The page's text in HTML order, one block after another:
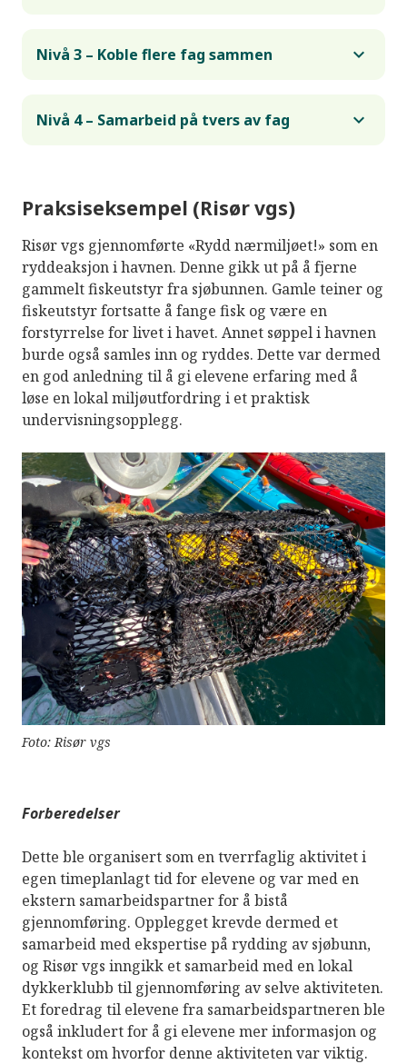
Nivå 3 – Koble flere fag sammen
Nivå 4 – Samarbeid på tvers av fag
Praksiseksempel (Risør vgs)
Risør vgs gjennomførte «Rydd nærmiljøet!» som en
ryddeaksjon i havnen. Denne gikk ut på å fjerne
gammelt fiskeutstyr fra sjøbunnen. Gamle teiner og
fiskeutstyr fortsatte å fange fisk og være en
forstyrrelse for livet i havet. Annet søppel i havnen
burde også samles inn og ryddes. Dette var dermed
en god anledning til å gi elevene erfaring med å
løse en lokal miljøutfordring i et praktisk
undervisningsopplegg.
Foto: Risør vgs
Forberedelser
Dette ble organisert som en tverrfaglig aktivitet i
egen timeplanlagt tid for elevene og var med en
ekstern samarbeidspartner for å bistå
gjennomføring. Opplegget krevde dermed et
samarbeid med ekspertise på rydding av sjøbunn,
og Risør vgs inngikk et samarbeid med en lokal
dykkerklubb til gjennomføring av selve aktiviteten.
Et foredrag til elevene fra samarbeidspartneren ble
også inkludert for å gi elevene mer informasjon og
kontekst om hvorfor denne aktiviteten var viktig.